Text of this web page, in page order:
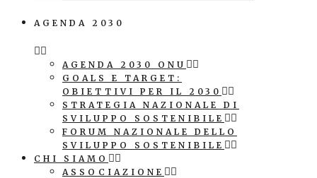
AGENDA 2030
AGENDA 2030 ONU
GOALS E TARGET:
OBIETTIVI PER IL 2030
STRATEGIA NAZIONALE DI
SVILUPPO SOSTENIBILE
FORUM NAZIONALE DELLO
SVILUPPO SOSTENIBILE
CHI SIAMO
ASSOCIAZIONE